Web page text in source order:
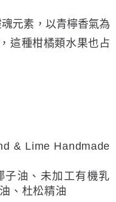
元素，以青檸香氣為
這種柑橘類水果也占
& Lime Handmade
子油、未加工有機乳
、杜松精油